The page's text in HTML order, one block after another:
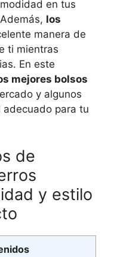
en tus
los
manera de
ti mientras
En este
mejores bolsos
y algunos
adecuado para tu
de
y estilo